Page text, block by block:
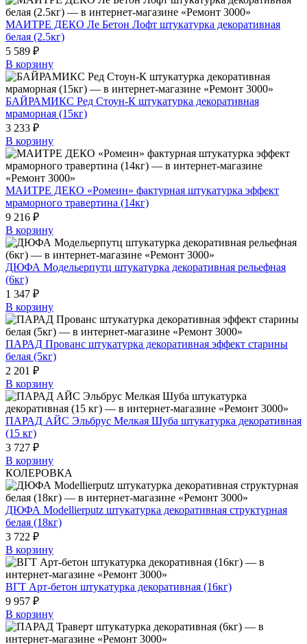
МАИТРЕ ДЕКО Ле Бетон Лофт штукатурка декоративная
белая (2.5кг)
5 589 ₽
В корзину
БАЙРАМИКС Ред Стоун-К штукатурка декоративная
мраморная (15кг)
3 233 ₽
В корзину
МАИТРЕ ДЕКО «Ромеин» фактурная штукатурка эффект
мраморного травертина (14кг)
9 216 ₽
В корзину
ДЮФА Модельерпутц штукатурка декоративная рельефная
(6кг)
1 347 ₽
В корзину
ПАРАД Прованс штукатурка декоративная эффект старины
белая (5кг)
2 201 ₽
В корзину
ПАРАД АЙС Эльбрус Мелкая Шуба штукатурка декоративная
(15 кг)
3 727 ₽
В корзину
КОЛЕРОВКА
ДЮФА Modellierputz штукатурка декоративная структурная
белая (18кг)
3 722 ₽
В корзину
ВГТ Арт-бетон штукатурка декоративная (16кг)
9 957 ₽
В корзину